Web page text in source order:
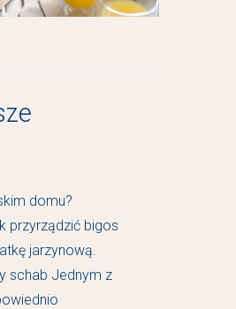
domu?
przyrządzić bigos
jarzynową.
schab Jednym z